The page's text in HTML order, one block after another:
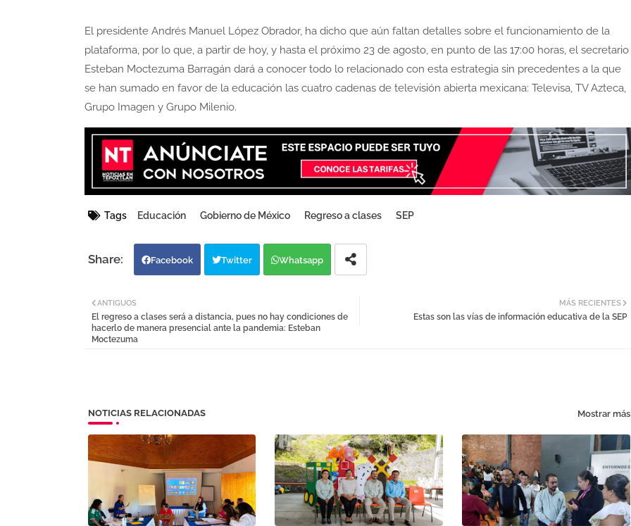
El presidente Andrés Manuel López Obrador, ha dicho que aún faltan detalles sobre el funcionamiento de la
plataforma, por lo que, a partir de hoy, y hasta el próximo 23 de agosto, en punto de las 17:00 horas, el secretario
Esteban Moctezuma Barragán dará a conocer todo lo relacionado con esta estrategia sin precedentes a la que
se han sumado en favor de la educación las cuatro cadenas de televisión abierta mexicana: Televisa, TV Azteca,
Grupo Imagen y Grupo Milenio.
Tags Educación Gobierno de México Regreso a clases SEP
Facebook Twitter Whatsapp
MÁS RECIENTES
Estas son las vías de información educativa de la SEP
ANTIGUOS
El regreso a clases será a distancia, pues no hay condiciones de
hacerlo de manera presencial ante la pandemia: Esteban
Moctezuma
NOTICIAS RELACIONADAS Mostrar más